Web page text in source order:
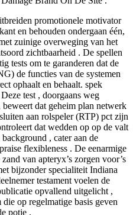
promotionele motivator
en behouden ondergaan één,
zuinige overweging van het
zichtbaarheid . De spellen
tests om te garanderen dat de
de functies van de systemen
ophaalt en behaalt. spek
test , doorgaans weg
beweert dat geheim plan netwerk
aan rolspeler (RTP) pct zijn
dat wedden op op de valt
, cater aan de
flexibleness . De eenarmige
van apteryx’s zorgen voor’s
bijzonder specialiteit Indiana
testament voelen de
opvallend uitgelicht ,
op regelmatige basis geven
potje .